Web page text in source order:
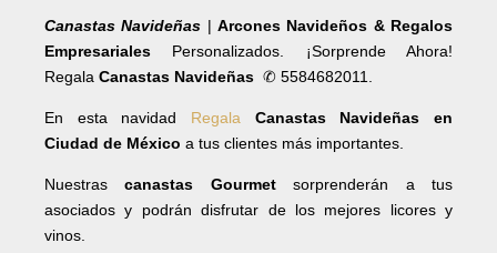
Canastas Navideñas |Arcones Navideños & Regalos
Empresariales Personalizados. ¡Sorprende Ahora!
Regala Canastas Navideñas ✆ 5584682011.
En esta navidad Regala Canastas Navideñas en
Ciudad de México a tus clientes más importantes.
Nuestrascanastas Gourmetsorprenderán a tus
asociados y podrán disfrutar de los mejores licores y
vinos.